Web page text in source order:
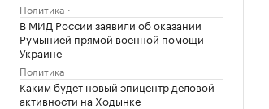
Политика
В МИД России заявили об оказании
Румынией прямой военной помощи
Украине
Политика
Каким будет новый эпицентр деловой
активности на Ходынке